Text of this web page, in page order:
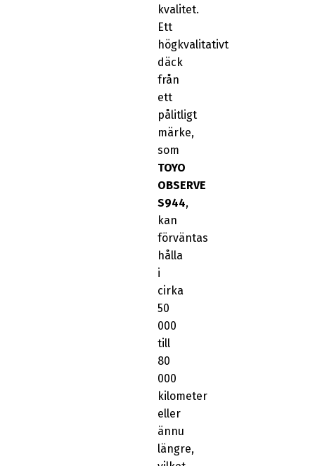
kvalitet.
Ett
högkvalitativt
däck
från
ett
pålitligt
märke,
som
TOYO
OBSERVE
S944,
kan
förväntas
hålla
i
cirka
50
000
till
80
000
kilometer
eller
ännu
längre,